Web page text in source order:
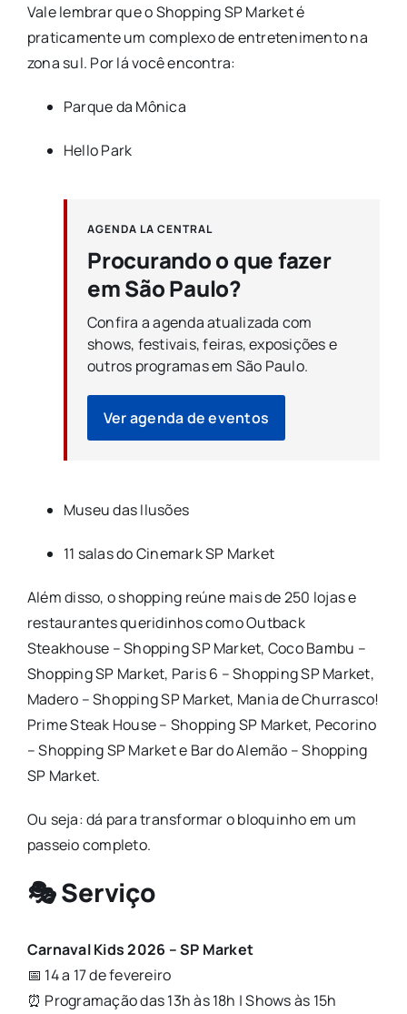
Vale lembrar que oShopping SP Marketé
praticamente um complexo de entretenimento na
zona sul. Por lá você encontra:
Parque da Mônica
Hello Park
AGENDA LA CENTRAL
Procurando o que fazer
em São Paulo?
Confira a agenda atualizada com
shows, festivais, feiras, exposições e
outros programas em São Paulo.
Ver agenda de eventos
Museu das Ilusões
11 salas doCinemark SP Market
Além disso, o shopping reúne mais de 250 lojas e
restaurantes queridinhos como Outback
Steakhouse – Shopping SP Market, Coco Bambu –
Shopping SP Market, Paris 6 – Shopping SP Market,
Madero – Shopping SP Market, Mania de Churrasco!
Prime Steak House – Shopping SP Market, Pecorino
– Shopping SP Market e Bar do Alemão – Shopping
SP Market.
Ou seja: dá para transformar o bloquinho em um
passeio completo.
🎭 Serviço
Carnaval Kids 2026 – SP Market
📅 14 a 17 de fevereiro
⏰ Programação das 13h às 18h | Shows às 15h